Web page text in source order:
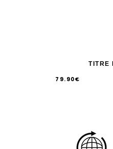
TITRE
79.90€
/